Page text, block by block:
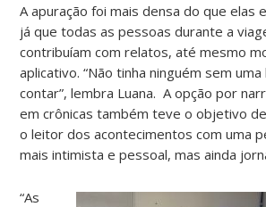
A apuração foi mais densa do que elas
já que todas as pessoas durante a
contribuíam com relatos, até mesmo
aplicativo. “Não tinha ninguém sem
contar”, lembra Luana. A opção por
em crônicas também teve o objetivo
o leitor dos acontecimentos com uma
mais intimista e pessoal, mas ainda
“As